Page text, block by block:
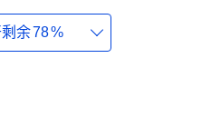
设置界面。
界面找依次找到
余78%